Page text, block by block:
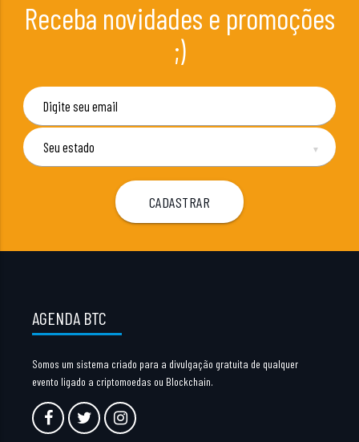
Receba novidades e promoções
;)
▼
AGENDA BTC
Somos um sistema criado para a divulgação gratuita de qualquer
evento ligado a criptomoedas ou Blockchain.